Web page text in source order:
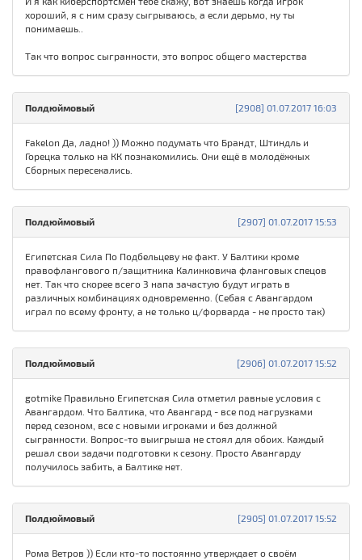
хороший, я с ним сразу сыгрываюсь, а если дерьмо, ну ты
понимаешь..
Так что вопрос сыгранности, это вопрос общего мастерства
[2908] 01.07.2017 16:03
Полдюймовый
Fakelon Да, ладно! )) Можно подумать что Брандт, Штиндль и
Горецка только на КК познакомились. Они ещё в молодёжных
Сборных пересекались.
[2907] 01.07.2017 15:53
Полдюймовый
Египетская Сила По Подбельцеву не факт. У Балтики кроме
правофлангового п/защитника Калинковича фланговых спецов
нет. Так что скорее всего 3 напа зачастую будут играть в
различных комбинациях одновременно. (Себая с Авангардом
играл по всему фронту, а не только ц/форварда - не просто так)
[2906] 01.07.2017 15:52
Полдюймовый
gotmike Правильно Египетская Сила отметил равные условия с
Авангардом. Что Балтика, что Авангард - все под нагрузками
перед сезоном, все с новыми игроками и без должной
сыгранности. Вопрос-то выигрыша не стоял для обоих. Каждый
решал свои задачи подготовки к сезону. Просто Авангарду
получилось забить, а Балтике нет.
[2905] 01.07.2017 15:52
Полдюймовый
Рома Ветров )) Если кто-то постоянно утверждает о своём